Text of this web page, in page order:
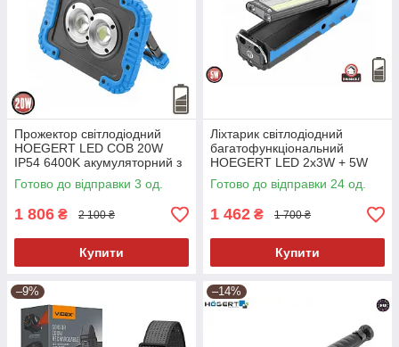
Прожектор світлодіодний
HOEGERT LED COB 20W
IP54 6400K акумуляторний з
функцією Power Bank
Готово до відправки 3 од.
1 806 ₴ 2 100 ₴
Купити
Ліхтарик світлодіодний
багатофункціональний
HOEGERT LED 2x3W + 5W
COB IP54 6400K
акумуляторний з магнітним
Готово до відправки 24 од.
1 462 ₴ 1 700 ₴
Купити
–9% –14%